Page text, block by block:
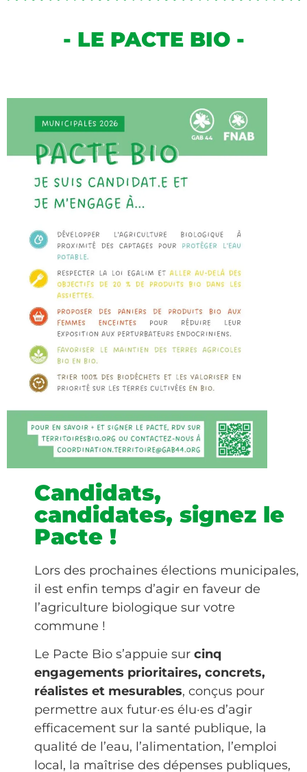
- LE PACTE BIO -
Candidats,
candidates, signez le
Pacte !
Lors des prochaines élections municipales,
il est enfin temps d’agir en faveur de
l’agriculture biologique sur votre
commune !
Le Pacte Bio s’appuie sur cinq
engagements prioritaires, concrets,
réalistes et mesurables, conçus pour
permettre aux futur·es élu·es d’agir
efficacement sur la santé publique, la
qualité de l’eau, l’alimentation, l’emploi
local, la maîtrise des dépenses publiques,